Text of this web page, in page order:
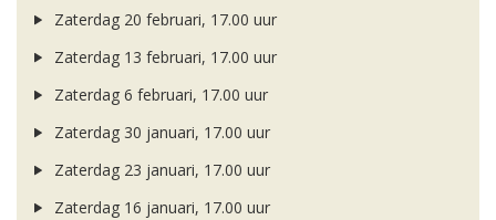
Zaterdag 20 februari, 17.00 uur
Zaterdag 13 februari, 17.00 uur
Zaterdag 6 februari, 17.00 uur
Zaterdag 30 januari, 17.00 uur
Zaterdag 23 januari, 17.00 uur
Zaterdag 16 januari, 17.00 uur